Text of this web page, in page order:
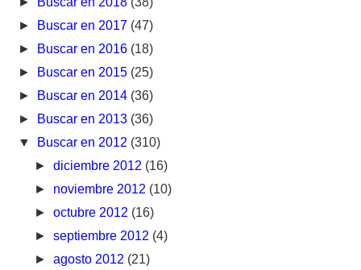
► Buscar en 2017 (47)
► Buscar en 2016 (18)
► Buscar en 2015 (25)
► Buscar en 2014 (36)
► Buscar en 2013 (36)
▼ Buscar en 2012 (310)
► diciembre 2012 (16)
► noviembre 2012 (10)
► octubre 2012 (16)
► septiembre 2012 (4)
► agosto 2012 (21)